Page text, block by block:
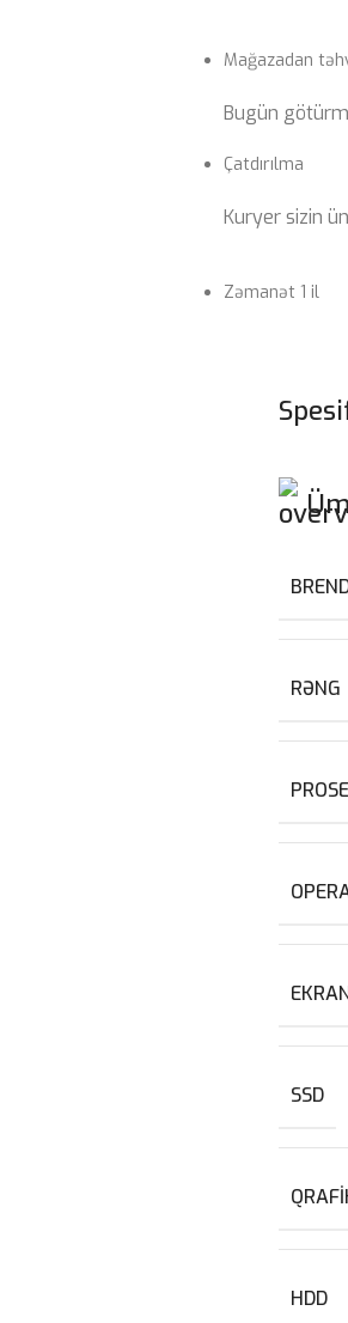
Mağazadan
Bugün
Çatdırılma
Kuryer sizin
Zəmanət 1 il
RƏNG
SSD
HDD